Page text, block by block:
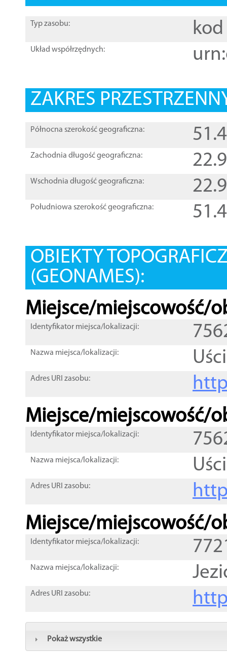
Typ zasobu: kod
Układ współrzędnych:
ZAKRES
Północna szerokość geograficzna:
Zachodnia długość geograficzna:
Wschodnia długość geograficzna:
Południowa szerokość geograficzna:
OBIEKTY
(GEONAMES):
Miejsce/miejscowość/
Identyfikator miejsca/lokalizacji:
Nazwa miejsca/lokalizacji:
Adres URI zasobu:
Miejsce/miejscowość/
Identyfikator miejsca/lokalizacji:
Nazwa miejsca/lokalizacji:
Adres URI zasobu:
Miejsce/miejscowość/
Identyfikator miejsca/lokalizacji:
Nazwa miejsca/lokalizacji:
Adres URI zasobu:
Pokaż wszystkie